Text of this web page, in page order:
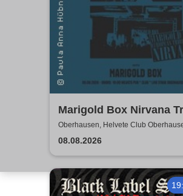
Marigold Box Nirvana
& GRENAS | Helvete
Oberhausen
Oberhausen, Helvete Club
08.08.2026